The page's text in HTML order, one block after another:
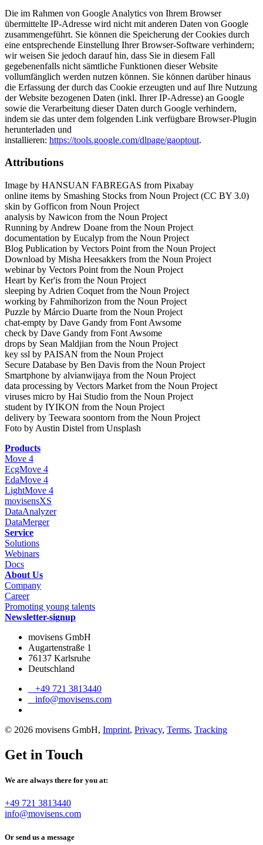
Die im Rahmen von Google Analytics von Ihrem Browser
übermittelte IP-Adresse wird nicht mit anderen Daten von Google
zusammengeführt. Sie können die Speicherung der Cookies durch
eine entsprechende Einstellung Ihrer Browser-Software verhindern;
wir weisen Sie jedoch darauf hin, dass Sie in diesem Fall
gegebenenfalls nicht sämtliche Funktionen dieser Website
vollumfänglich werden nutzen können. Sie können darüber hinaus
die Erfassung der durch das Cookie erzeugten und auf Ihre Nutzung
der Website bezogenen Daten (inkl. Ihrer IP-Adresse) an Google
sowie die Verarbeitung dieser Daten durch Google verhindern,
indem sie das unter dem folgenden Link verfügbare Browser-Plugin
herunterladen und
installieren: https://tools.google.com/dlpage/gaoptout.
Attributions
Image by HANSUAN FABREGAS from Pixabay
online items by Smashing Stocks from Noun Project (CC BY 3.0)
skin by Gofficon from Noun Project
analysis by Nawicon from the Noun Project
Running by Andrew Doane from the Noun Project
documentation by Eucalyp from the Noun Project
Blog Publication by Vectors Point from the Noun Project
Download by Misha Heesakkers from the Noun Project
webinar by Vectors Point from the Noun Project
Heart by Ker'is from the Noun Project
sleeping by Adrien Coquet from the Noun Project
working by Fahmihorizon from the Noun Project
Puzzle by Márcio Duarte from the Noun Project
chat-empty by Dave Gandy from Font Awsome
check by Dave Gandy from Font Awsome
drops by Sean Maldjian from the Noun Project
key ssl by PAISAN from the Noun Project
Secure Database by Ben Davis from the Noun Project
Smartphone by alvianwijaya from the Noun Project
data processing by Vectors Market from the Noun Project
viruses micro by Hai Studio from the Noun Project
student by IYIKON from the Noun Project
delivery by Teewara soontorn from the Noun Project
Foto by Austin Distel from Unsplash
Products
Move 4
EcgMove 4
EdaMove 4
LightMove 4
movisensXS
DataAnalyzer
DataMerger
Service
Solutions
Webinars
Docs
About Us
Company
Career
Promoting young talents
Newsletter-signup
movisens GmbH
Augartenstraße 1
76137 Karlsruhe
Deutschland
+49 721 3813440
info@movisens.com
© 2026 movisens GmbH, Imprint, Privacy, Terms, Tracking
Get in Touch
We are always there for you at:
+49 721 3813440
info@movisens.com
Or send us a message